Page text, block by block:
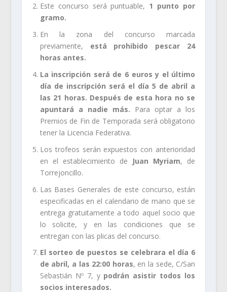
Este concurso será puntuable, 1 punto por
gramo.
En la zona del concurso marcada
previamente, está prohibido pescar 24
horas antes.
La inscripción será de 6 euros y el último
día de inscripción será el día 5 de abril a
las 21 horas. Después de esta hora no se
apuntará a nadie más.
Para optar a los
Premios de Fin de Temporada será obligatorio
tener la Licencia Federativa.
Los trofeos serán expuestos con anterioridad
en el establecimiento de Juan Myriam, de
Torrejoncillo.
Las Bases Generales de este concurso, están
especificadas en el calendario de mano que se
entrega gratuitamente a todo aquel socio que
lo solicite, y en las condiciones que se
entregan con las plicas del concurso.
El sorteo de puestos se celebrara el día 6
de abril, a las 22:00 horas, en la sede, C/San
Sebastián Nº 7, y podrán asistir todos los
socios interesados.